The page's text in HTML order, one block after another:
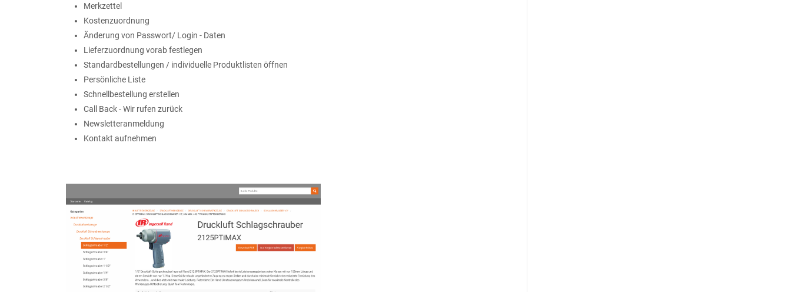
Merkzettel
Kostenzuordnung
Änderung von Passwort/ Login - Daten
Lieferzuordnung vorab festlegen
Standardbestellungen / individuelle Produktlisten öffnen
Persönliche Liste
Schnellbestellung erstellen
Call Back - Wir rufen zurück
Newsletteranmeldung
Kontakt aufnehmen